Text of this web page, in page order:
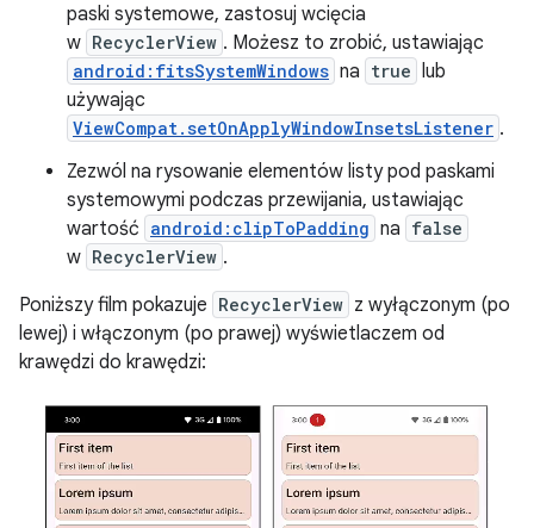
paski systemowe, zastosuj wcięcia
w RecyclerView . Możesz to zrobić, ustawiając
android:fitsSystemWindows na true lub
używając
ViewCompat.setOnApplyWindowInsetsListener .
Zezwól na rysowanie elementów listy pod paskami
systemowymi podczas przewijania, ustawiając
wartość android:clipToPadding na false
w RecyclerView .
Poniższy film pokazuje RecyclerView z wyłączonym (po
lewej) i włączonym (po prawej) wyświetlaczem od
krawędzi do krawędzi: